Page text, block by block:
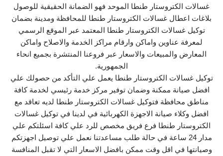
غسالات الكتروستار طنطا الموحد فهو الضمانة الحقيقية للوصول
بلاغات اعطال غسالات الكتروستار طنطا للمحافظة ومدينة بضمان
توكيل غسالات الكتروستار طنطا المعتمد عبر الموقع الرسمي
لمعرفة عناوين واماكن وارقام مراكز الخدمة والاصلاح واماكن
المعارض والمبيعات والاسعار عبر فروعنا المنتشرة بجميع انحاء
الجمهورية.
توكيل غسالات الكتروستار طنطا يعمل علي التأكد من حصولك علي
افضل صيانة ممكنة وضمان توفير مركز خدمة رئيسي لخدمة كافة
مناطق محافظة فتوكيل غسالات الكتروستار طنطا لديه تعاقد مع
افضل وكلاء صيانة الاجهزة الكهربائية في لدينا في توكيل غسالات
الكتروستار طنطا فرع فريق مخصص للرد علي كافة اسئلتكم علي
مدار 24 ساعة في حالة طلب مساعدتنا نعمل علي توصيل اجهزتكم
وصيانتها في اقل وقت ممكن بافضل الاسعار التي لا تقبل المنافسة